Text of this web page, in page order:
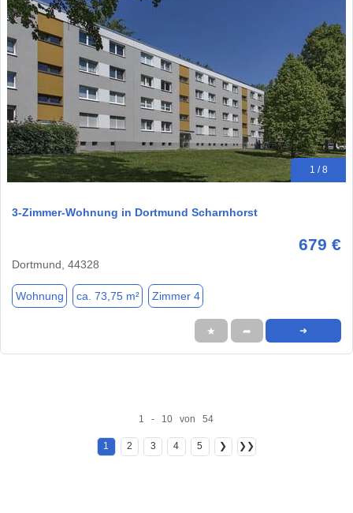
1 / 8
3-Zimmer-Wohnung in Dortmund Scharnhorst
679 €
Dortmund, 44328
Wohnung ca. 73,75 m² Zimmer 4
★ ➦ ➜
1 - 10 von 54
1 2 3 4 5 ❯ ❯❯